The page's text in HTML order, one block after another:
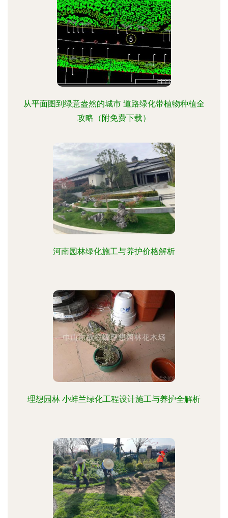
从平面图到绿意盎然的城市 道路绿化带植物种植全
攻略（附免费下载）
河南园林绿化施工与养护价格解析
理想园林 小蚌兰绿化工程设计施工与养护全解析